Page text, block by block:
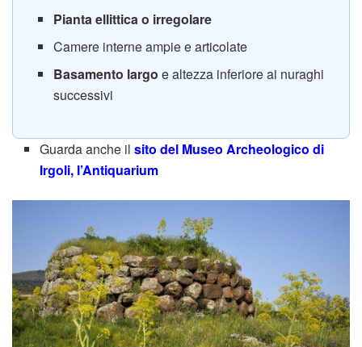
Pianta ellittica o irregolare
Camere interne ampie e articolate
Basamento largo e altezza inferiore ai nuraghi
successivi
Guarda anche ilsito del Museo Archeologico di
Irgoli, l’Antiquarium